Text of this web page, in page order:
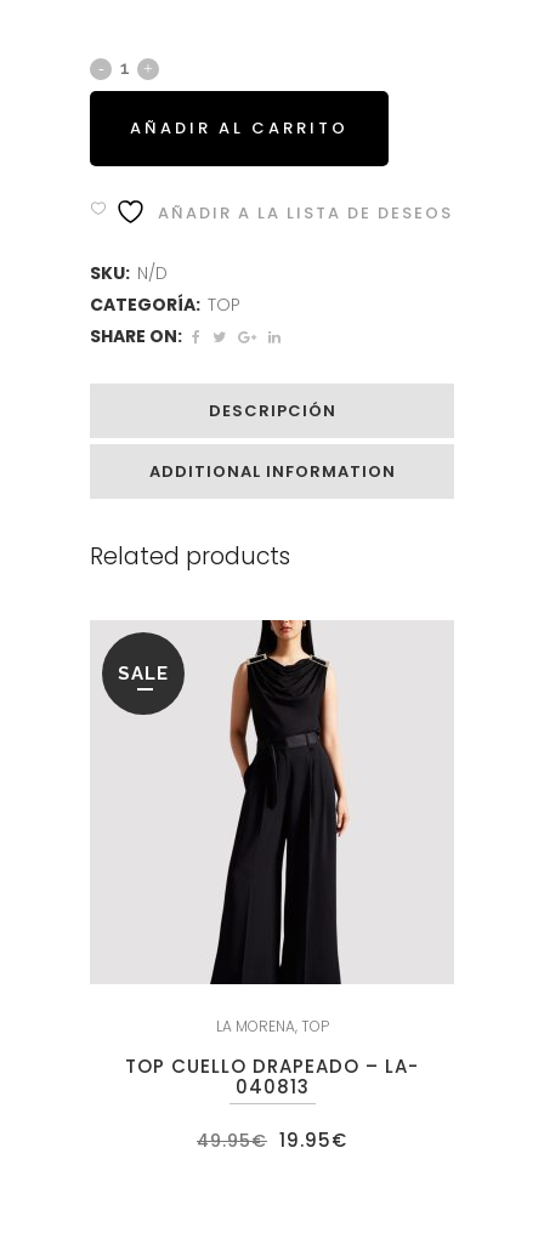
AÑADIR AL CARRITO
AÑADIR A LA LISTA DE DESEOS
SKU: N/D
CATEGORÍA: TOP
SHARE ON:
DESCRIPCIÓN
ADDITIONAL INFORMATION
Related products
SALE
LA MORENA,TOP
TOP CUELLO DRAPEADO – LA-
040813
49.95€ El
precio
19.95€